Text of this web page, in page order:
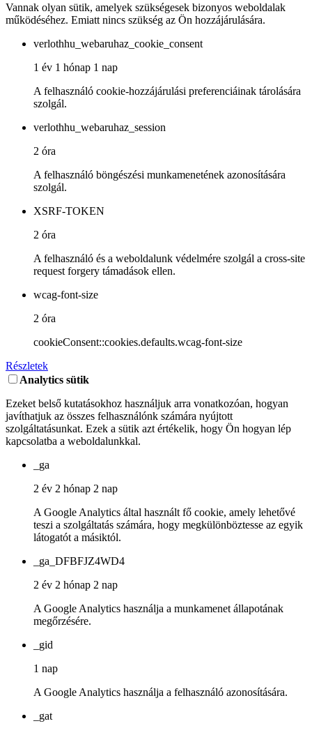
Vannak olyan sütik, amelyek szükségesek bizonyos weboldalak
működéséhez. Emiatt nincs szükség az Ön hozzájárulására.
verlothhu_webaruhaz_cookie_consent
1 év 1 hónap 1 nap
A felhasználó cookie-hozzájárulási preferenciáinak tárolására
szolgál.
verlothhu_webaruhaz_session
2 óra
A felhasználó böngészési munkamenetének azonosítására
szolgál.
XSRF-TOKEN
2 óra
A felhasználó és a weboldalunk védelmére szolgál a cross-site
request forgery támadások ellen.
wcag-font-size
2 óra
cookieConsent::cookies.defaults.wcag-font-size
Részletek
Analytics sütik
Ezeket belső kutatásokhoz használjuk arra vonatkozóan, hogyan
javíthatjuk az összes felhasználónk számára nyújtott
szolgáltatásunkat. Ezek a sütik azt értékelik, hogy Ön hogyan lép
kapcsolatba a weboldalunkkal.
_ga
2 év 2 hónap 2 nap
A Google Analytics által használt fő cookie, amely lehetővé
teszi a szolgáltatás számára, hogy megkülönböztesse az egyik
látogatót a másiktól.
_ga_DFBFJZ4WD4
2 év 2 hónap 2 nap
A Google Analytics használja a munkamenet állapotának
megőrzésére.
_gid
1 nap
A Google Analytics használja a felhasználó azonosítására.
_gat